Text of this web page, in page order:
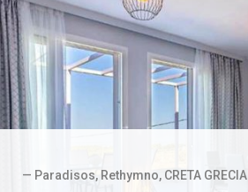
— Paradisos, Rethymno, CRETA GRECIA